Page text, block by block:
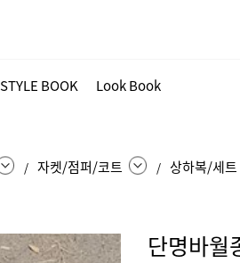
STYLE BOOK Look Book
/ 자켓/점퍼/코트 / 상하복/세트
단명바월